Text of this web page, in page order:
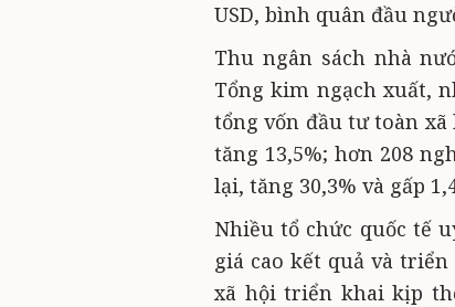
USD, bình quân đầu
Thu ngân sách nhà
Tổng kim ngạch xuất,
tổng vốn đầu tư toàn xã
tăng 13,5%; hơn 208
lại, tăng 30,3% và gấp
Nhiều tổ chức quốc tế
giá cao kết quả và
xã hội triển khai kịp